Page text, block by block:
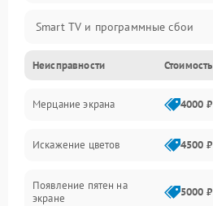
Smart TV и программные сбои
Питание и запуск
Подсветка и LED-модули
Звук и аудиосистема
Сигнал и приём каналов
Неисправности Стоимость
Мерцание экрана 4000 ₽
Искажение цветов 4500 ₽
Появление пятен на
экране
5000 ₽